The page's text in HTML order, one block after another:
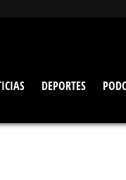
DEPORTES